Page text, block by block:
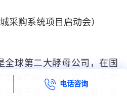
采购系统项目启动会）
全球第二大酵母公司，在国
发酵产能达49
万吨，主导产
应用于烘焙与发酵面食、食
电话咨询